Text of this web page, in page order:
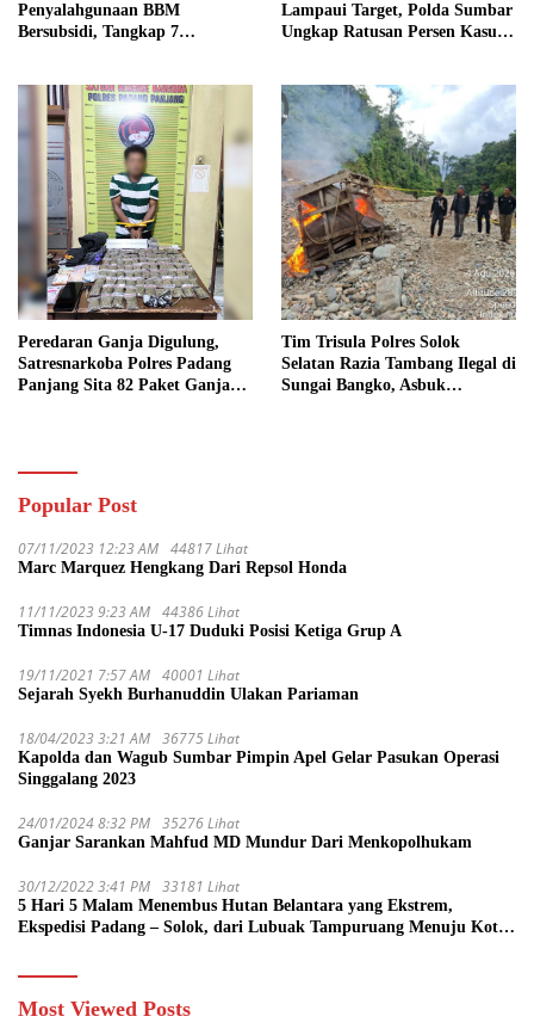
Penyalahgunaan BBM
Bersubsidi, Tangkap 7
Lampaui Target, Polda Sumbar
Ungkap Ratusan Persen Kasus
Peredaran Ganja Digulung,
Satresnarkoba Polres Padang
Panjang Sita 82 Paket Ganja
Tim Trisula Polres Solok
Selatan Razia Tambang Ilegal di
Sungai Bangko, Asbuk
Popular Post
07/11/2023 12:23 AM 44817 Lihat
Marc Marquez Hengkang Dari Repsol Honda
11/11/2023 9:23 AM 44386 Lihat
Timnas Indonesia U-17 Duduki Posisi Ketiga Grup A
19/11/2021 7:57 AM 40001 Lihat
Sejarah Syekh Burhanuddin Ulakan Pariaman
18/04/2023 3:21 AM 36775 Lihat
Kapolda dan Wagub Sumbar Pimpin Apel Gelar Pasukan Operasi
Singgalang 2023
24/01/2024 8:32 PM 35276 Lihat
Ganjar Sarankan Mahfud MD Mundur Dari Menkopolhukam
30/12/2022 3:41 PM 33181 Lihat
5 Hari 5 Malam Menembus Hutan Belantara yang Ekstrem,
Ekspedisi Padang – Solok, dari Lubuak Tampuruang Menuju Koto
Most Viewed Posts